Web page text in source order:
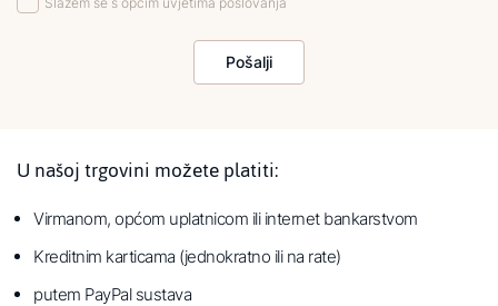
Pošalji
U našoj trgovini možete platiti:
Virmanom, općom uplatnicom ili internet bankarstvom
Kreditnim karticama (jednokratno ili na rate)
putem PayPal sustava